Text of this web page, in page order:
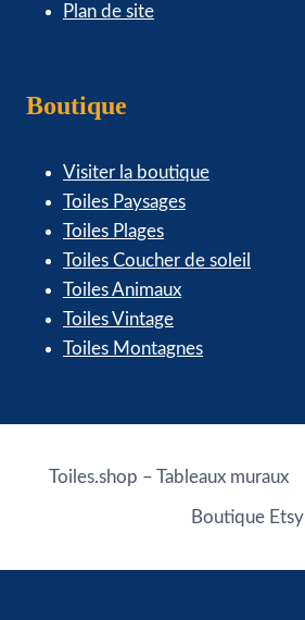
Plan de site
Boutique
Visiter la boutique
Toiles Paysages
Toiles Plages
Toiles Coucher de soleil
Toiles Animaux
Toiles Vintage
Toiles Montagnes
Toiles.shop – Tableaux muraux
Boutique Etsy